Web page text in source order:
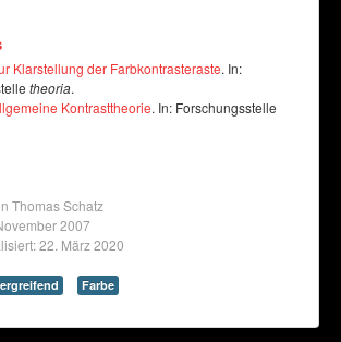
Klarstellung der Farbkontrasteraste. In:
theoria.
Kontrasttheorie. In: Forschungsstelle
Thomas Schatz
2007
22. März 2020
Farbe